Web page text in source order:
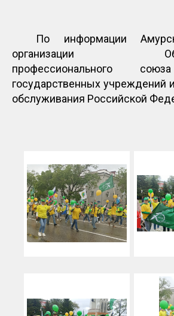
По информации
организации
профессионального
государственных учреждений
обслуживания Российской